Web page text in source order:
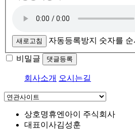
새로고침 자동등록방지 숫자를
비밀글 댓글등록
회사소개 오시는길
상호명휴엔아이 주식회사
대표이사김성훈